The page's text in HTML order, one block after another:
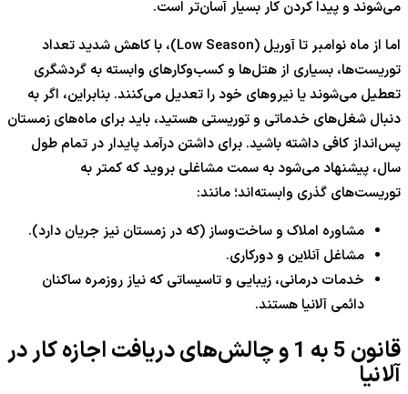
می‌شوند و پیدا کردن کار بسیار آسان‌تر است.
اما از ماه نوامبر تا آوریل (Low Season)، با کاهش شدید تعداد
توریست‌ها، بسیاری از هتل‌ها و کسب‌وکارهای وابسته به گردشگری
تعطیل می‌شوند یا نیروهای خود را تعدیل می‌کنند. بنابراین، اگر به
دنبال شغل‌های خدماتی و توریستی هستید، باید برای ماه‌های زمستان
پس‌انداز کافی داشته باشید. برای داشتن درآمد پایدار در تمام طول
سال، پیشنهاد می‌شود به سمت مشاغلی بروید که کمتر به
توریست‌های گذری وابسته‌اند؛ مانند:
مشاوره املاک و ساخت‌وساز (که در زمستان نیز جریان دارد).
مشاغل آنلاین و دورکاری.
خدمات درمانی، زیبایی و تاسیساتی که نیاز روزمره ساکنان
دائمی آلانیا هستند.
قانون5به 1و چالش‌های دریافت اجازه کار در
آلانیا